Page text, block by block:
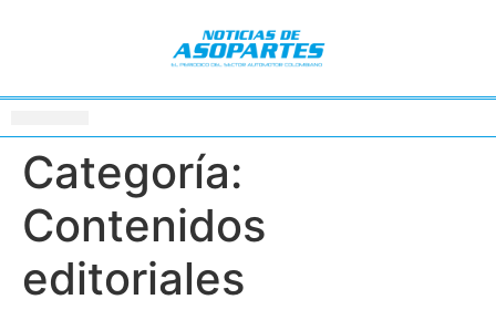
Categoría:
Contenidos
editoriales